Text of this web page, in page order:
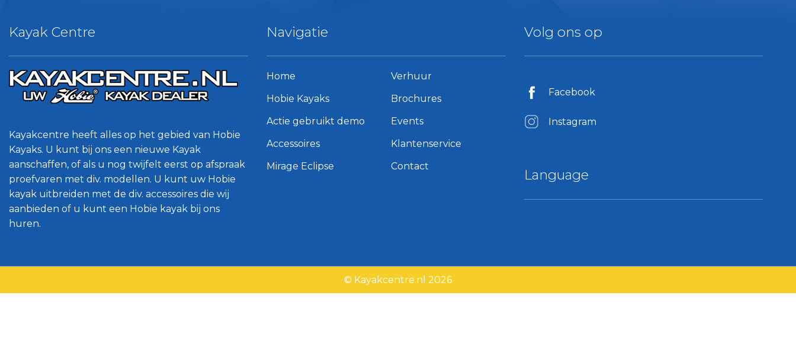
Kayak Centre
Kayakcentre heeft alles op het gebied van Hobie
Kayaks. U kunt bij ons een nieuwe Kayak
aanschaffen, of als u nog twijfelt eerst op afspraak
proefvaren met div. modellen. U kunt uw Hobie
kayak uitbreiden met de div. accessoires die wij
aanbieden of u kunt een Hobie kayak bij ons
huren.
Navigatie
Home
Hobie Kayaks
Actie gebruikt demo
Accessoires
Mirage Eclipse
Verhuur
Brochures
Events
Klantenservice
Contact
Volg ons op
Facebook
Instagram
Language
© Kayakcentre.nl 2026